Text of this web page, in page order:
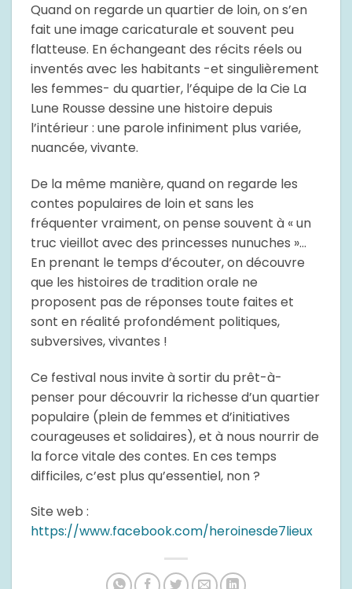
Quand on regarde un quartier de loin, on s’en
fait une image caricaturale et souvent peu
flatteuse. En échangeant des récits réels ou
inventés avec les habitants -et singulièrement
les femmes- du quartier, l’équipe de la Cie La
Lune Rousse dessine une histoire depuis
l’intérieur : une parole infiniment plus variée,
nuancée, vivante.
De la même manière, quand on regarde les
contes populaires de loin et sans les
fréquenter vraiment, on pense souvent à « un
truc vieillot avec des princesses nunuches »…
En prenant le temps d’écouter, on découvre
que les histoires de tradition orale ne
proposent pas de réponses toute faites et
sont en réalité profondément politiques,
subversives, vivantes !
Ce festival nous invite à sortir du prêt-à-
penser pour découvrir la richesse d’un quartier
populaire (plein de femmes et d’initiatives
courageuses et solidaires), et à nous nourrir de
la force vitale des contes. En ces temps
difficiles, c’est plus qu’essentiel, non ?
Site web :
https://www.facebook.com/heroinesde7lieux